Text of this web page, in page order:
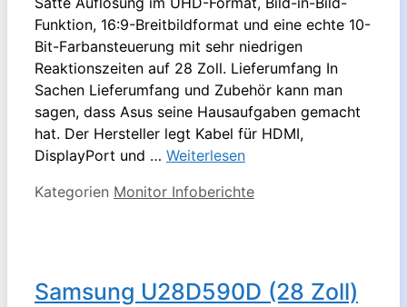
Funktion, 16:9-Breitbildformat und eine echte 10-
Bit-Farbansteuerung mit sehr niedrigen
Reaktionszeiten auf 28 Zoll. Lieferumfang In
Sachen Lieferumfang und Zubehör kann man
sagen, dass Asus seine Hausaufgaben gemacht
hat. Der Hersteller legt Kabel für HDMI,
DisplayPort und … Weiterlesen
Kategorien Monitor Infoberichte
Samsung U28D590D (28 Zoll)